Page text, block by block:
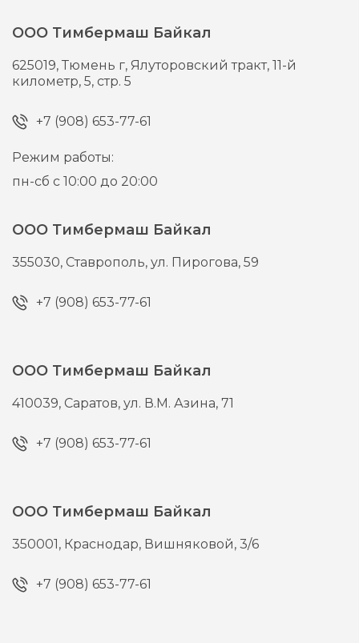
ООО Тимбермаш Байкал
625019,Тюмень г, Ялуторовский тракт, 11-й
километр, 5, стр. 5
+7 (908) 653-77-61
Режим работы:
пн-сб с 10:00 до 20:00
ООО Тимбермаш Байкал
355030, Ставрополь,ул. Пирогова, 59
+7 (908) 653-77-61
ООО Тимбермаш Байкал
410039, Саратов,ул. В.М. Азина, 71
+7 (908) 653-77-61
ООО Тимбермаш Байкал
350001, Краснодар, Вишняковой, 3/6
+7 (908) 653-77-61